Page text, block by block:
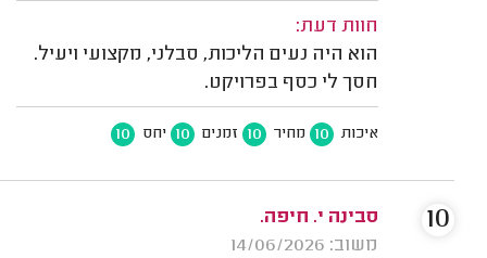
חוות דעת:
הוא היה נעים הליכות, סבלני, מקצועי ויעיל.
חסך לי כסף בפרויקט.
איכות 10 מחיר 10 זמנים 10 יחס 10
סבינה י. חיפה.
משוב: 14/06/2026
10